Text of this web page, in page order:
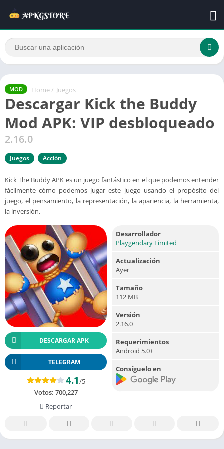
MOD Home / Juegos
Descargar Kick the Buddy
Mod APK: VIP desbloqueado
2.16.0
Juegos Acción
Kick The Buddy APK es un juego fantástico en el que podemos entender
fácilmente cómo podemos jugar este juego usando el propósito del
juego, el pensamiento, la representación, la apariencia, la herramienta,
la inversión.
DESCARGAR APK
TELEGRAM
4.1/5
Votos: 700,227
Reportar
Desarrollador
Playgendary Limited
Actualización
Ayer
Tamaño
112 MB
Versión
2.16.0
Requerimientos
Android 5.0+
Consíguelo en